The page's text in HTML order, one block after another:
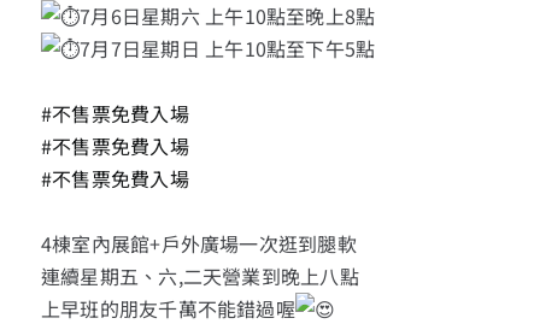
園區資源
關於我們
7月6日星期六 上午10點至晚上8點
7月7日星期日 上午10點至下午5點
#不售票免費入場
#不售票免費入場
#不售票免費入場
4棟室內展館+戶外廣場一次逛到腿軟
連續星期五、六,二天營業到晚上八點
上早班的朋友千萬不能錯過喔